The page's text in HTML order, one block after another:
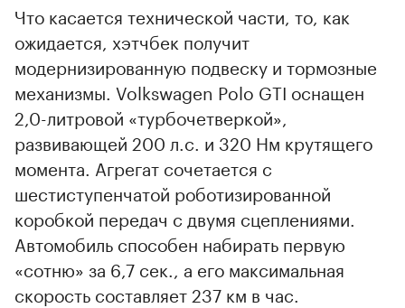
Что касается технической части, то, как
ожидается, хэтчбек получит
модернизированную подвеску и тормозные
механизмы. Volkswagen Polo GTI оснащен
2,0-литровой «турбочетверкой»,
развивающей 200 л.с. и 320 Нм крутящего
момента. Агрегат сочетается с
шестиступенчатой роботизированной
коробкой передач с двумя сцеплениями.
Автомобиль способен набирать первую
«сотню» за 6,7 сек., а его максимальная
скорость составляет 237 км в час.